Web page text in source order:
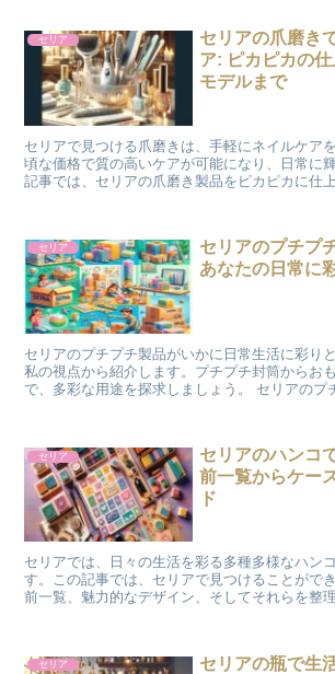
セリア
セリアの爪磨き
ア: ピカピカの
モデルまで
セリアで見つける爪磨きは、手軽にネイルケア
頃な価格で質の高いケアが可能になり、日常に
記事では、セリアの爪磨き製品をピカピカに仕
セリア
セリアのプチプ
あなたの日常に
セリアのプチプチ製品がいかに日常生活に彩り
私の視点から紹介します。プチプチ封筒からお
で、多彩な用途を探求しましょう。 セリアのプ
セリア
セリアのハンコ
前一覧からケー
ド
セリアでは、日々の生活を彩る多種多様なハン
す。この記事では、セリアで見つけることがで
前一覧、魅力的なデザイン、そしてそれらを整
セリア
セリアの瓶で生